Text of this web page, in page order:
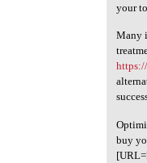
your
Many
buy
[URL=